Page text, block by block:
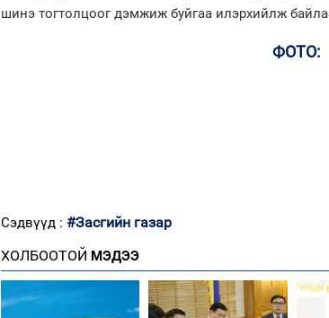
шинэ тогтолцоог дэмжиж буйгаа илэрхийлж
ФОТО:
Сэдвүүд : #Засгийн газар
ХОЛБООТОЙ МЭДЭЭ